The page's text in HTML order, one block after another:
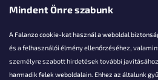
Mindent Önre szabunk
A Falanzo cookie-kat használ a weboldal
és a felhasználói élmény ellenőrzéséhez,
személyre szabott hirdetések további
harmadik felek weboldalain. Ehhez az általunk
Akarsz kérdezni valamit?